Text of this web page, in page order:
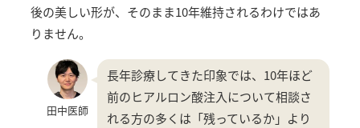
後の美しい形が、そのまま10年維持されるわけではあ
りません。
田中医師
長年診療してきた印象では、10年ほど
前のヒアルロン酸注入について相談さ
れる方の多くは「残っているか」より